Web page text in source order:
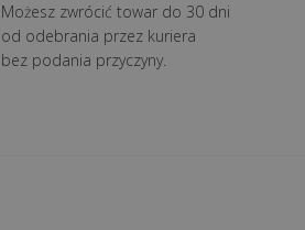
Możesz zwrócić towar do 30 dni
od odebrania przez kuriera
bez podania przyczyny.